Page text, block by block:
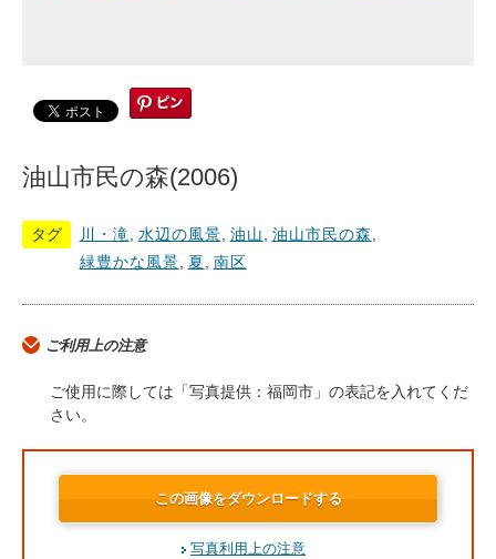
油山市民の森(2006)
タグ 川・滝 水辺の風景 油山 油山市民の森
緑豊かな風景
夏 南区
ご利用上の注意
ご使用に際しては「写真提供：福岡市」の表記を入れてくだ
さい。
この画像をダウンロードする
写真利用上の注意